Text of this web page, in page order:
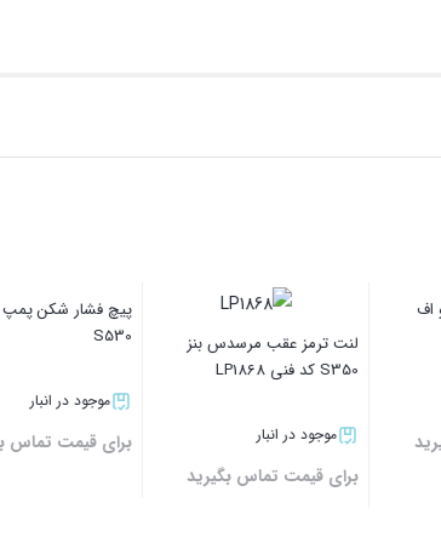
کوئل مرسدس بنز C350 کد فنی
GN10235-12B1
موجود در انبار
برای قیمت تماس بگیرید
لنت ترمز جلو مرسدس بنز
SLK350 کد فنی LP2028
برای قیمت تماس بگیرید